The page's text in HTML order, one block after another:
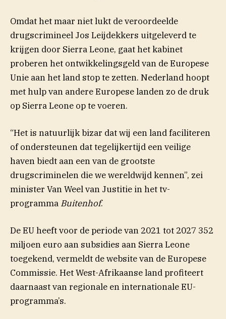
Omdat het maar niet lukt de veroordeelde
drugscrimineel Jos Leijdekkers uitgeleverd te
krijgen door Sierra Leone, gaat het kabinet
proberen het ontwikkelingsgeld van de Europese
Unie aan het land stop te zetten. Nederland hoopt
met hulp van andere Europese landen zo de druk
op Sierra Leone op te voeren.
“Het is natuurlijk bizar dat wij een land faciliteren
of ondersteunen dat tegelijkertijd een veilige
haven biedt aan een van de grootste
drugscriminelen die we wereldwijd kennen”, zei
minister Van Weel van Justitie in het tv-
programma Buitenhof.
De EU heeft voor de periode van 2021 tot 2027 352
miljoen euro aan subsidies aan Sierra Leone
toegekend(opent in nieuw venster)
, vermeldt de website van de Europese
Commissie. Het West-Afrikaanse land profiteert
daarnaast van regionale en internationale EU-
programma’s.